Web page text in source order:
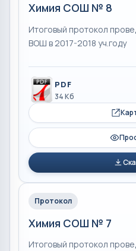
Химия СОШ № 8
Итоговый протокол
ВОШ в 2017-2018 уч.году
PDF
34 Кб
Протокол
Химия СОШ № 7
Итоговый протокол